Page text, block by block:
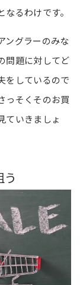
なるわけです。
ングラーのみな
問題に対してど
をしているので
っそくそのお買
ていきましょ